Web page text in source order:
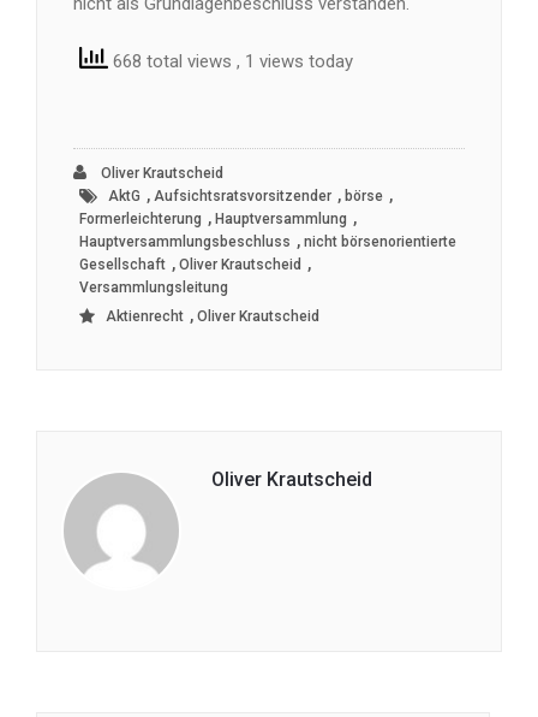
668 total views , 1 views today
Oliver Krautscheid
AktG , Aufsichtsratsvorsitzender , börse ,
Formerleichterung , Hauptversammlung ,
Hauptversammlungsbeschluss , nicht börsenorientierte
Gesellschaft , Oliver Krautscheid ,
Versammlungsleitung
Aktienrecht , Oliver Krautscheid
Oliver Krautscheid